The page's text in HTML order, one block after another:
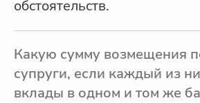
обстоятельств.
Какую сумму возмещения
супруги, если каждый из
вклады в одном и том же